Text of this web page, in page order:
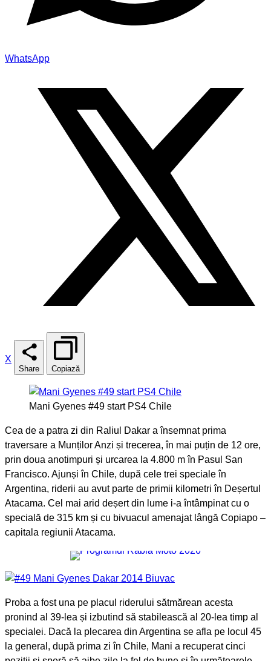
WhatsApp
X
Share Copiază
Mani Gyenes #49 start PS4 Chile
Cea de a patra zi din Raliul Dakar a însemnat prima
traversare a Munților Anzi și trecerea, în mai puțin de 12 ore,
prin doua anotimpuri și urcarea la 4.800 m în Pasul San
Francisco. Ajunși în Chile, după cele trei speciale în
Argentina, riderii au avut parte de primii kilometri în Deșertul
Atacama. Cel mai arid deșert din lume i-a întâmpinat cu o
specială de 315 km și cu bivuacul amenajat lângă Copiapo –
capitala regiunii Atacama.
Proba a fost una pe placul riderului sătmărean acesta
pronind al 39-lea și izbutind să stabilească al 20-lea timp al
specialei. Dacă la plecarea din Argentina se afla pe locul 45
la general, după prima zi în Chile, Mani a recuperat cinci